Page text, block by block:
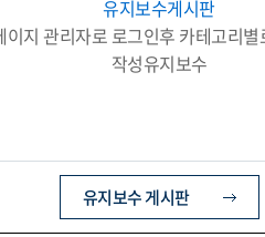
유지보수게시판
이지 관리자로 로그인후 카테고리별
작성유지보수
유지보수 게시판